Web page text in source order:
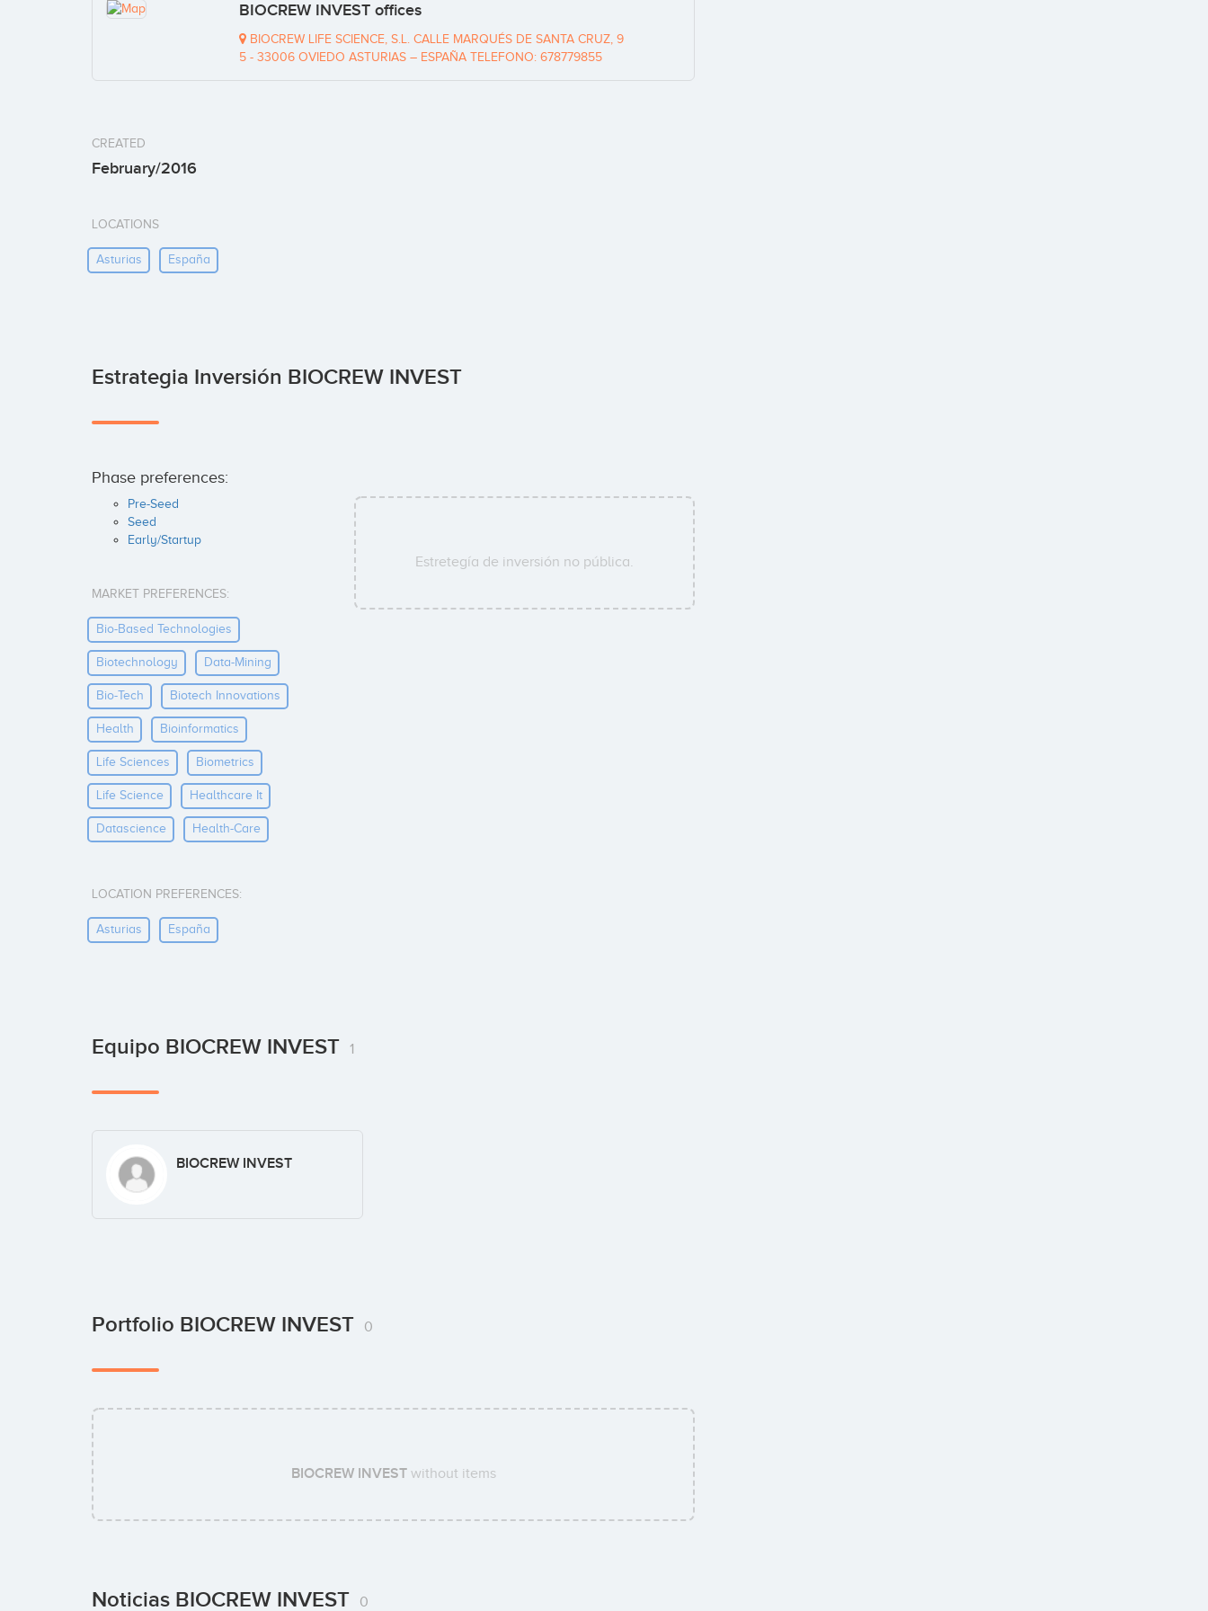
BIOCREW INVEST offices
BIOCREW LIFE SCIENCE, S.L. CALLE MARQUÉS DE SANTA CRUZ, 9
5 - 33006 OVIEDO ASTURIAS – ESPAÑA TELEFONO: 678779855
CREATED
February/2016
LOCATIONS
Asturias España
Estrategia Inversión BIOCREW INVEST
Phase preferences:
Pre-Seed
Seed
Early/Startup
MARKET PREFERENCES:
Bio-Based Technologies
Biotechnology Data-Mining
Bio-Tech Biotech Innovations
Health Bioinformatics
Life Sciences Biometrics
Life Science Healthcare It
Datascience Health-Care
LOCATION PREFERENCES:
Asturias España
Estretegía de inversión no pública.
Equipo BIOCREW INVEST 1
BIOCREW INVEST
Portfolio BIOCREW INVEST 0
BIOCREW INVESTwithout items
Noticias BIOCREW INVEST 0